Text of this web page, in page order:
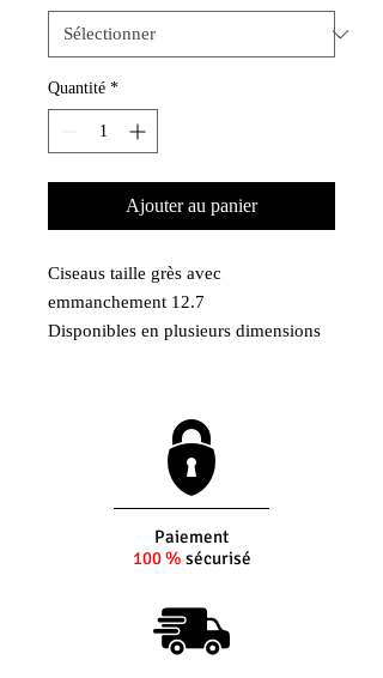
Quantité *
Ajouter au panier
Ciseaus taille grès avec
emmanchement 12.7
Disponibles en plusieurs dimensions
Paiement
100 % sécurisé